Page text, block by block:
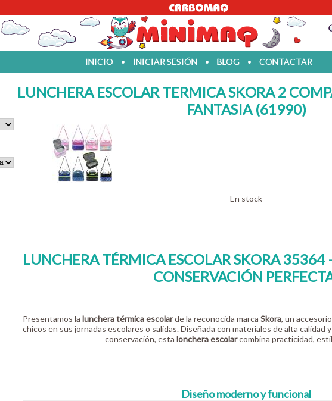
INICIO • INICIAR SESIÓN • BLOG • CONTACTAR
LUNCHERA ESCOLAR TERMICA SKORA 2
FANTASIA (61990)
En stock
LUNCHERA TÉRMICA ESCOLARSKORA 35364
CONSERVACIÓN
Presentamos la lunchera térmica escolarde la reconocida marca Skora, un
chicos en sus jornadas escolares o salidas. Diseñada con materiales de alta calidad
conservación, esta lonchera escolarcombina practicidad,
Diseño moderno y funcional